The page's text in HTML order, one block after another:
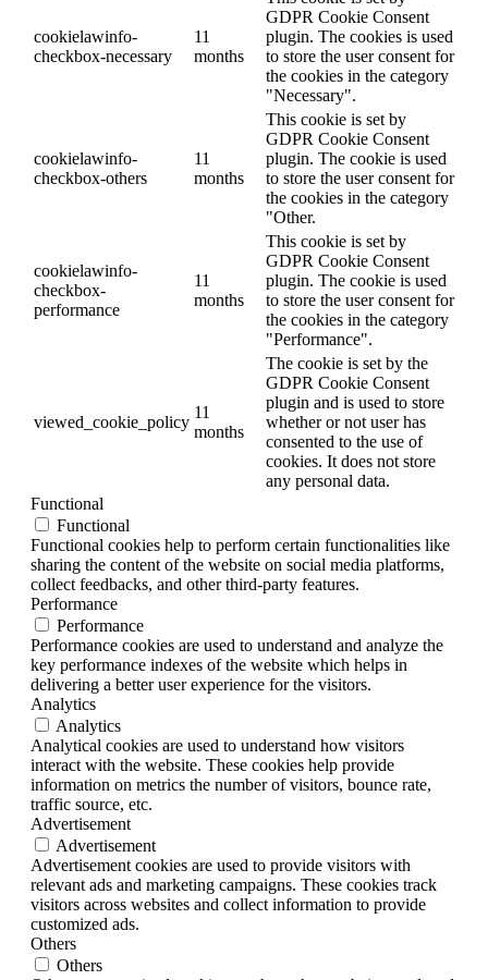
cookielawinfo-
checkbox-necessary
11
months
GDPR Cookie Consent
plugin. The cookies is used
to store the user consent for
the cookies in the category
"Necessary".
cookielawinfo-
checkbox-others
11
months
This cookie is set by
GDPR Cookie Consent
plugin. The cookie is used
to store the user consent for
the cookies in the category
"Other.
cookielawinfo-
checkbox-
performance
11
months
This cookie is set by
GDPR Cookie Consent
plugin. The cookie is used
to store the user consent for
the cookies in the category
"Performance".
viewed_cookie_policy
11
months
The cookie is set by the
GDPR Cookie Consent
plugin and is used to store
whether or not user has
consented to the use of
cookies. It does not store
any personal data.
Functional
Functional
Functional cookies help to perform certain functionalities like
sharing the content of the website on social media platforms,
collect feedbacks, and other third-party features.
Performance
Performance
Performance cookies are used to understand and analyze the
key performance indexes of the website which helps in
delivering a better user experience for the visitors.
Analytics
Analytics
Analytical cookies are used to understand how visitors
interact with the website. These cookies help provide
information on metrics the number of visitors, bounce rate,
traffic source, etc.
Advertisement
Advertisement
Advertisement cookies are used to provide visitors with
relevant ads and marketing campaigns. These cookies track
visitors across websites and collect information to provide
customized ads.
Others
Others